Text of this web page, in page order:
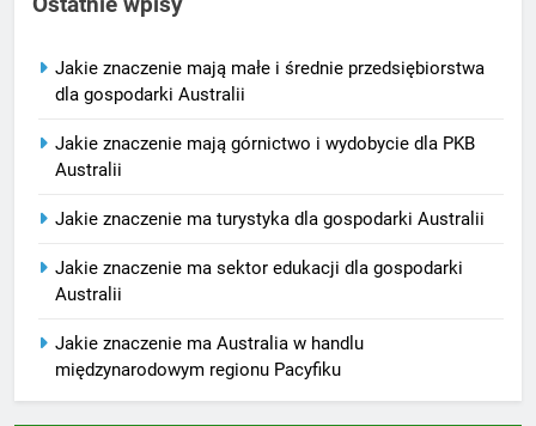
Jakie znaczenie mają małe i średnie przedsiębiorstwa
dla gospodarki Australii
Jakie znaczenie mają górnictwo i wydobycie dla PKB
Australii
Jakie znaczenie ma turystyka dla gospodarki Australii
Jakie znaczenie ma sektor edukacji dla gospodarki
Australii
Jakie znaczenie ma Australia w handlu
międzynarodowym regionu Pacyfiku